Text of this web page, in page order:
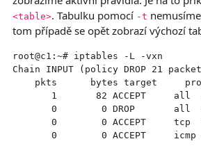
<table>. Tabulku pomocí -t
tom případě se opět zobrazí výchozí
root@c1:~# iptables -L -vxn
Chain INPUT (policy DROP 21
pkts      bytes target
1       82 ACCEPT
0        0 DROP
0        0 ACCEPT     tcp
0        0 ACCEPT